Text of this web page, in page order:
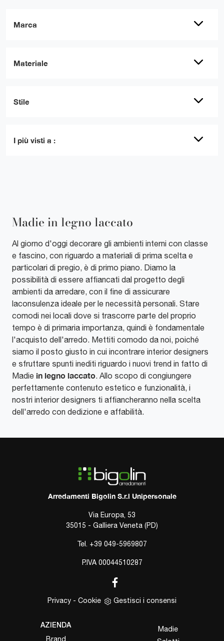
Marca
Materiale
Stile
I più visti a :
Madie in legno laccato
Al giorno d'oggi decorare gli ambienti interni con classe
e fascino, con riguardo a materiali di prima scelta e
particolari di pregio, è di primo piano. Diamo la
possibilità di essere affiancati dal progetto degli
ambienti da arredare, con il fine di assicurare
laconsulenza ideale per le necessità personali. Stare
comodi nei locali dove si trascorre parte del proprio
tempo è di primaria importanza, quindi è fondamentale
l'acquisto dell'arredo. Mettiti comodo da noi, poiché
siamo il posto giusto in cui incontrare interior designers
e sfruttare spunti inediti riguardo i nuovi trend in fatto di
Madie in legno laccato. Allo scopo di congiungere
perfettamente contenuto estetico e funzionalità, i
nostri interior designers ti affiancheranno nella scelta
dell'arredo con dedizione e affabilità.
Arredamenti Bigolin S.r.l Unipersonale
Via Europa, 53
35015 - Galliera Veneta (PD)
Tel. +39 049-5969807
P.IVA 00044510287
Privacy - Cookie Gestisci i consensi
AZIENDA
Brand
Madie